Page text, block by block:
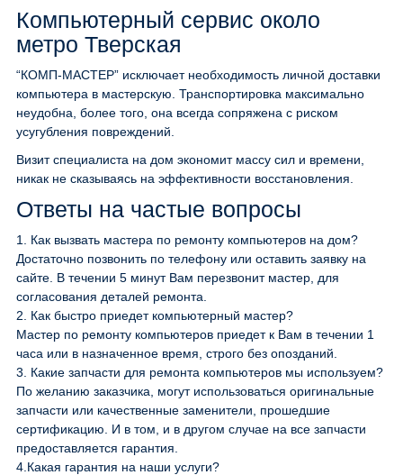
Компьютерный сервис около
метро Тверская
“КОМП-МАСТЕР” исключает необходимость личной доставки
компьютера в мастерскую. Транспортировка максимально
неудобна, более того, она всегда сопряжена с риском
усугубления повреждений.
Визит специалиста на дом экономит массу сил и времени,
никак не сказываясь на эффективности восстановления.
Ответы на частые вопросы
1.
Как вызвать мастера по ремонту компьютеров на дом?
Достаточно позвонить по телефону или оставить заявку на
сайте. В течении 5 минут Вам перезвонит мастер, для
согласования деталей ремонта.
2.
Как быстро приедет компьютерный мастер?
Мастер по ремонту компьютеров приедет к Вам в течении 1
часа или в назначенное время, строго без опозданий.
3.
Какие запчасти для ремонта компьютеров мы используем?
По желанию заказчика, могут использоваться оригинальные
запчасти или качественные заменители, прошедшие
сертификацию. И в том, и в другом случае на все запчасти
предоставляется гарантия.
4. Какая гарантия на наши услуги?